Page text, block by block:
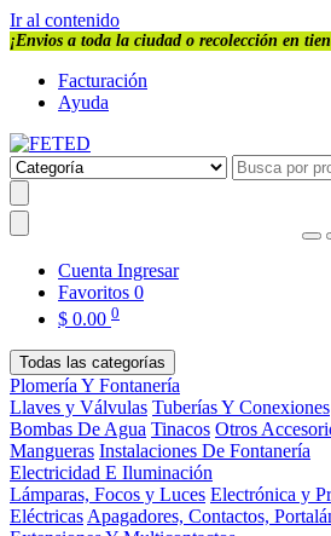
Ir al contenido
¡Envios a toda la ciudad o recolección en
Facturación
Ayuda
Cuenta Ingresar
Favoritos 0
$ 0.00 0
Todas las categorías
Plomería Y Fontanería
Llaves y Válvulas Tuberías Y Conexiones
Bombas De Agua Tinacos Otros
Mangueras Instalaciones De Fontanería
Electricidad E Iluminación
Lámparas, Focos y Luces Electrónica y
Eléctricas Apagadores, Contactos,